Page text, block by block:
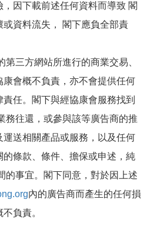
因下載前述任何資料而導致 閣
資料流失， 閣下應負全部責
第三方網站所進行的商業交易、
康會概不負責，亦不會提供任何
任。閣下與經協康會服務找到
務往還，或參與該等廣告商的推
運送相關產品或服務，以及任何
的條款、條件、擔保或申述，純
的事宜。閣下同意，對於因上述
內的廣告商而產生的任何損
負責。